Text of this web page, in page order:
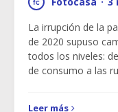
La irrupción de la
de 2020 supuso
todos los niveles:
de consumo a las
Leer más